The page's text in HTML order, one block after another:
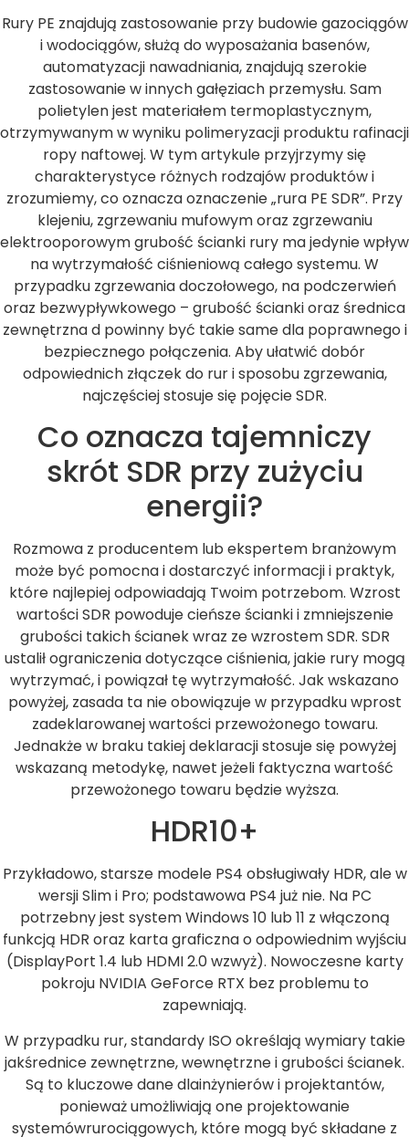
Rury PE znajdują zastosowanie przy budowie gazociągów
i wodociągów, służą do wyposażania basenów,
automatyzacji nawadniania, znajdują szerokie
zastosowanie w innych gałęziach przemysłu. Sam
polietylen jest materiałem termoplastycznym,
otrzymywanym w wyniku polimeryzacji produktu rafinacji
ropy naftowej. W tym artykule przyjrzymy się
charakterystyce różnych rodzajów produktów i
zrozumiemy, co oznacza oznaczenie „rura PE SDR”. Przy
klejeniu, zgrzewaniu mufowym oraz zgrzewaniu
elektrooporowym grubość ścianki rury ma jedynie wpływ
na wytrzymałość ciśnieniową całego systemu. W
przypadku zgrzewania doczołowego, na podczerwień
oraz bezwypływkowego – grubość ścianki oraz średnica
zewnętrzna d powinny być takie same dla poprawnego i
bezpiecznego połączenia. Aby ułatwić dobór
odpowiednich złączek do rur i sposobu zgrzewania,
najczęściej stosuje się pojęcie SDR.
Co oznacza tajemniczy
skrót SDR przy zużyciu
energii?
Rozmowa z producentem lub ekspertem branżowym
może być pomocna i dostarczyć informacji i praktyk,
które najlepiej odpowiadają Twoim potrzebom. Wzrost
wartości SDR powoduje cieńsze ścianki i zmniejszenie
grubości takich ścianek wraz ze wzrostem SDR. SDR
ustalił ograniczenia dotyczące ciśnienia, jakie rury mogą
wytrzymać, i powiązał tę wytrzymałość. Jak wskazano
powyżej, zasada ta nie obowiązuje w przypadku wprost
zadeklarowanej wartości przewożonego towaru.
Jednakże w braku takiej deklaracji stosuje się powyżej
wskazaną metodykę, nawet jeżeli faktyczna wartość
przewożonego towaru będzie wyższa.
HDR10+
Przykładowo, starsze modele PS4 obsługiwały HDR, ale w
wersji Slim i Pro; podstawowa PS4 już nie. Na PC
potrzebny jest system Windows 10 lub 11 z włączoną
funkcją HDR oraz karta graficzna o odpowiednim wyjściu
(DisplayPort 1.4 lub HDMI 2.0 wzwyż). Nowoczesne karty
pokroju NVIDIA GeForce RTX bez problemu to
zapewniają.
W przypadku rur, standardy ISO określają wymiary takie
jakśrednice zewnętrzne, wewnętrzne i grubości ścianek.
Są to kluczowe dane dlainżynierów i projektantów,
ponieważ umożliwiają one projektowanie
systemówrurociągowych, które mogą być składane z